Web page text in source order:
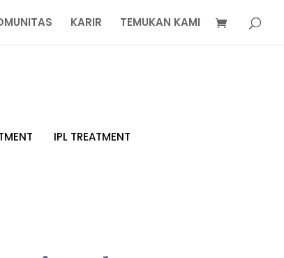
KARIR TEMUKAN KAMI
IPL TREATMENT